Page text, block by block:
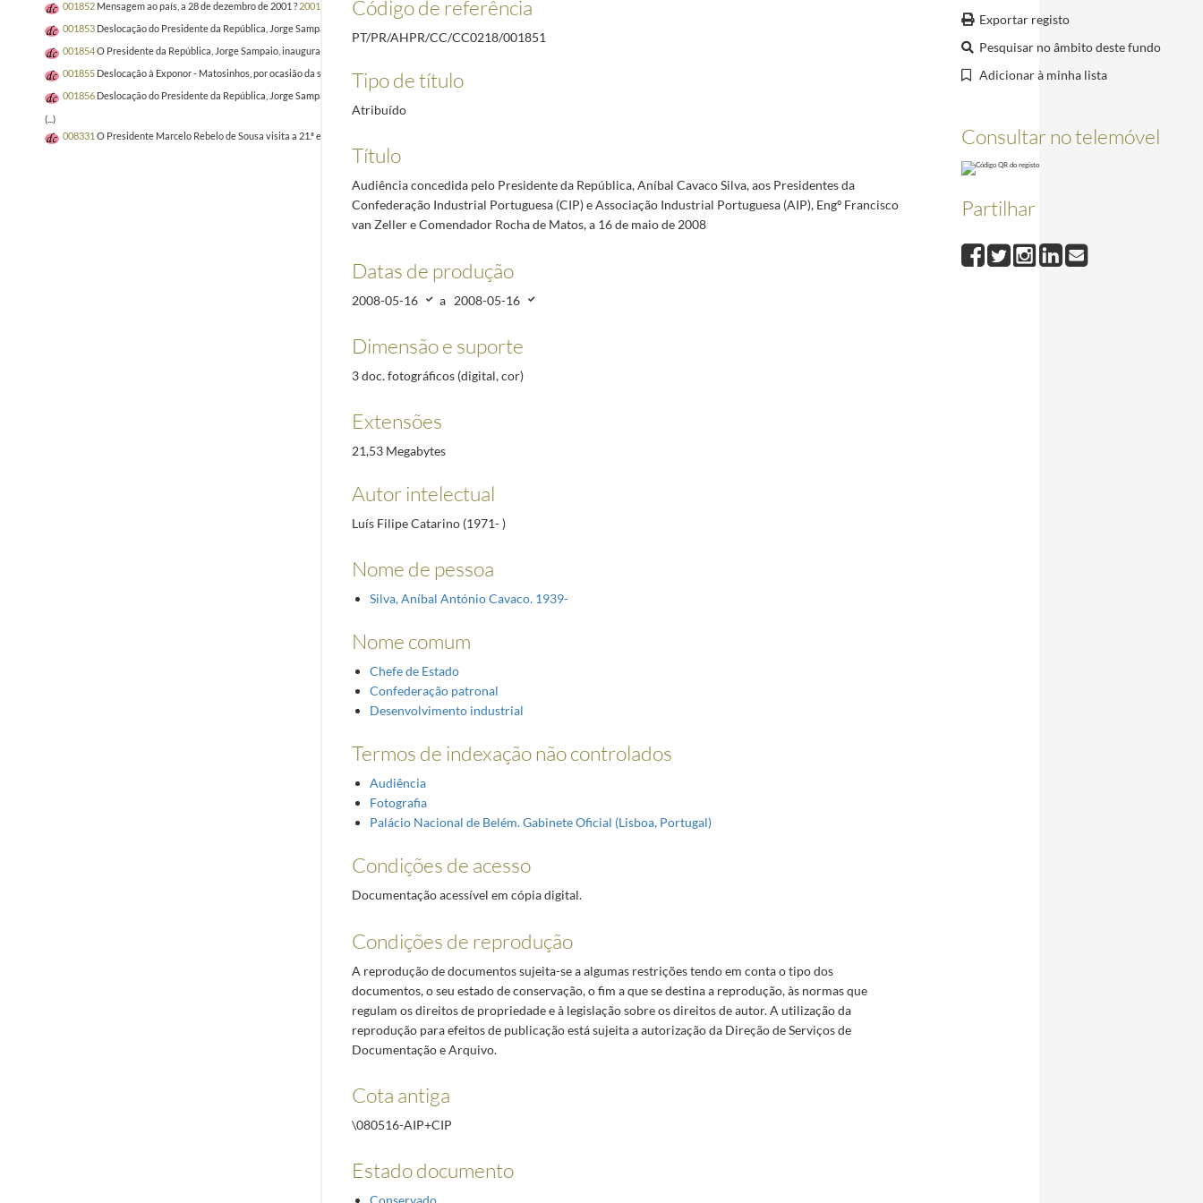
001852 Mensagem ao país, a 28 de dezembro de 2001 ? 2001-12-28/2001-12-28
001853 Deslocação do Presidente da República, Jorge Sampaio, à exposição "Alfreid Keil 1850-1907", no Palácio da Ajuda, a 14 de março de 2002
001854O Presidente da República, Jorge Sampaio, inaugura o Hospital CUF Descobertas, a 6 de novembro de 2001
001855 Deslocação à Exponor - Matosinhos, por ocasião da sessão inaugural das II Jornadas de Inovação e da Feira da Ciência, Tecnologias e Inovação, a 7 de novembro de 2001
001856 Deslocação do Presidente da República, Jorge Sampaio, à Universidade da Beira Interior (Covilhã), a 8 de novembro de 2001
(...)
008331 O Presidente Marcelo Rebelo de Sousa visita a 21.ª edição da Vindouro | Wine and History, Festa Pombalina, sendo homenageado como Cidadão Honorário de São João da Pesqueira e recebido a Chave de Honra da vila, a 2 de setembro de 20232023-09-02/
Exportar registo
Pesquisar no âmbito deste fundo
Adicionar à minha lista
Consultar no telemóvel
Partilhar
Código de referência
PT/PR/AHPR/CC/CC0218/001851
Tipo de título
Atribuído
Título
Audiência concedida pelo Presidente da República, Aníbal Cavaco Silva, aos Presidentes da
Confederação Industrial Portuguesa (CIP) e Associação Industrial Portuguesa (AIP), Engº Francisco
van Zeller e Comendador Rocha de Matos, a 16 de maio de 2008
Datas de produção
2008-05-16 a 2008-05-16
Dimensão e suporte
3 doc. fotográficos (digital, cor)
Extensões
21,53 Megabytes
Autor intelectual
Luís Filipe Catarino (1971- )
Nome de pessoa
Silva, Aníbal António Cavaco. 1939-
Nome comum
Chefe de Estado
Confederação patronal
Desenvolvimento industrial
Termos de indexação não controlados
Audiência
Fotografia
Palácio Nacional de Belém. Gabinete Oficial (Lisboa, Portugal)
Condições de acesso
Documentação acessível em cópia digital.
Condições de reprodução
A reprodução de documentos sujeita-se a algumas restrições tendo em conta o tipo dos
documentos, o seu estado de conservação, o fim a que se destina a reprodução, às normas que
regulam os direitos de propriedade e à legislação sobre os direitos de autor. A utilização da
reprodução para efeitos de publicação está sujeita a autorização da Direção de Serviços de
Documentação e Arquivo.
Cota antiga
\080516-AIP+CIP
Estado documento